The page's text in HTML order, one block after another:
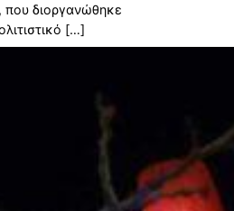
που διοργανώθηκε
[…]